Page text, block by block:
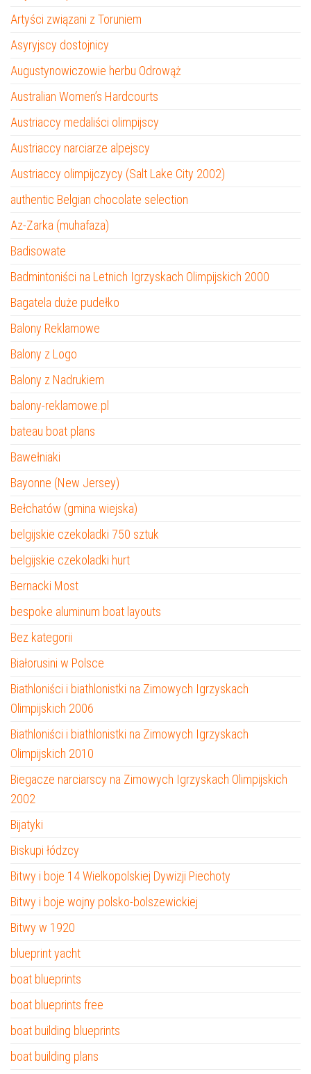
Artyści związani z Toruniem
Asyryjscy dostojnicy
Augustynowiczowie herbu Odrowąż
Australian Women’s Hardcourts
Austriaccy medaliści olimpijscy
Austriaccy narciarze alpejscy
Austriaccy olimpijczycy (Salt Lake City 2002)
authentic Belgian chocolate selection
Az-Zarka (muhafaza)
Badisowate
Badmintoniści na Letnich Igrzyskach Olimpijskich 2000
Bagatela duże pudełko
Balony Reklamowe
Balony z Logo
Balony z Nadrukiem
balony-reklamowe.pl
bateau boat plans
Bawełniaki
Bayonne (New Jersey)
Bełchatów (gmina wiejska)
belgijskie czekoladki 750 sztuk
belgijskie czekoladki hurt
Bernacki Most
bespoke aluminum boat layouts
Bez kategorii
Białorusini w Polsce
Biathloniści i biathlonistki na Zimowych Igrzyskach
Olimpijskich 2006
Biathloniści i biathlonistki na Zimowych Igrzyskach
Olimpijskich 2010
Biegacze narciarscy na Zimowych Igrzyskach Olimpijskich
2002
Bijatyki
Biskupi łódzcy
Bitwy i boje 14 Wielkopolskiej Dywizji Piechoty
Bitwy i boje wojny polsko-bolszewickiej
Bitwy w 1920
blueprint yacht
boat blueprints
boat blueprints free
boat building blueprints
boat building plans